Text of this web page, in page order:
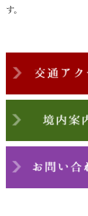
す。